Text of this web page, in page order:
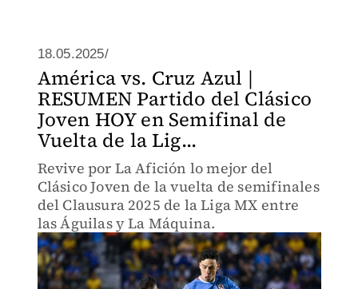
18.05.2025/
América vs. Cruz Azul |
RESUMEN Partido del Clásico
Joven HOY en Semifinal de
Vuelta de la Lig...
Revive por La Afición lo mejor del
Clásico Joven de la vuelta de semifinales
del Clausura 2025 de la Liga MX entre
las Águilas y La Máquina.